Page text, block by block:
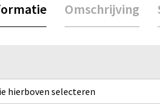
Omschrijving
hierboven selecteren